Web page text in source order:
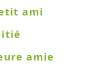
ami
amie